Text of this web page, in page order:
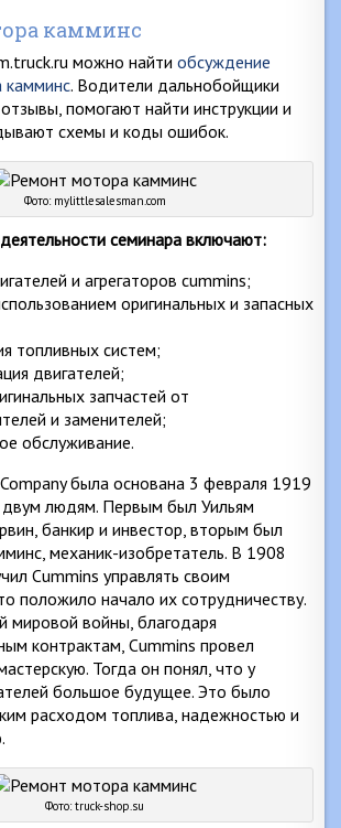
камминс
можно найти обсуждение
камминс. Водители дальнобойщики
помогают найти инструкции и
схемы и коды ошибок.
Фото: mylittlesalesman.com
семинара включают:
и агрегаторов cummins;
оригинальных и запасных
топливных систем;
двигателей;
запчастей от
и заменителей;
обслуживание.
была основана 3 февраля 1919
двум людям. Первым был Уильям
банкир и инвестор, вторым был
механик-изобретатель. В 1908
Cummins управлять своим
положило начало их сотрудничеству.
мировой войны, благодаря
контрактам, Cummins провел
Тогда он понял, что у
большое будущее. Это было
расходом топлива, надежностью и
Фото: truck-shop.su